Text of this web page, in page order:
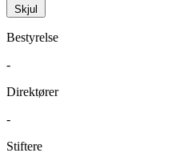
Skjul
Bestyrelse
-
Direktører
-
Stiftere